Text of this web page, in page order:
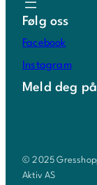
Følg oss
Facebook
Instagram
Meld deg
© 2025
Aktiv AS